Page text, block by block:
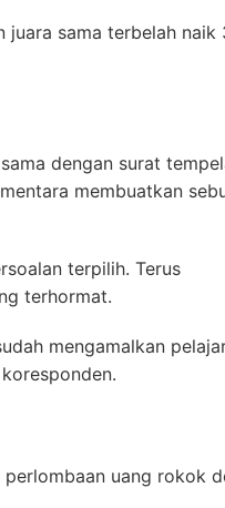
juara sama terbelah naik
dengan surat
membuatkan
terpilih. Terus
terhormat.
mengamalkan
perlombaan uang rokok